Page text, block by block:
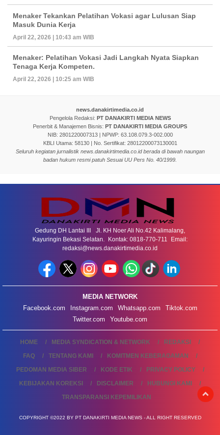
Menaker Tekankan Pelatihan Vokasi agar Lulusan Siap
Masuk Dunia Kerja
April 22, 2026 | 10:43 am WIB
Menaker: Pelatihan Vokasi Jadi Langkah Nyata Siapkan
Tenaga Kerja Kompeten.
April 22, 2026 | 10:25 am WIB
news.danakirtimedia.co.id
Pengelola Redaksi: PT DANAKIRTI MEDIA NEWS
Penerbit & Manajemen Bisnis: PT DANAKIRTI MEDIA GROUPS
NIB: 2801220007313 | NPWP: 63.108.079.3-002.000
KBLI Utama: 58130 | No. Sertifikat: 28012200073130001
Seluruh kegiatan jurnalistik news.danakirtimedia.co.id berada di bawah naungan
badan hukum resmi patuh Sesuai UU Pers No. 40/1999.
Gedung DH Lantai III Jl. KH Noer Ali No.42 Kalimalang,
Kayuringin Bekasi Selatan. Kontak: 0818-770-711 Email:
redaksi@news.danakirtimedia.co.id
MEDIA NETWORK
Facebook.com
Instagram.com Whatsapp.com
Tiktok.com
Twitter.com
Youtube.com
HOME MEDIA SYNDICATION & NETWORK
REDAKSI
FAQ
TENTANG KAMI
KOMITMEN KEBERAGAMAN
PEDOMAN MEDIA SIBER
KODE ETIK
PRIVACY POLICY
KEBIJAKAN KOREKSI
DISCLAIMER
HUBUNGI KAMI
TRANSPARANSI KEPEMILIKAN
COPYRIGHT ©2022 BY PT DANAKIRTI MEDIA NEWS - ALL RIGHT RESERVED